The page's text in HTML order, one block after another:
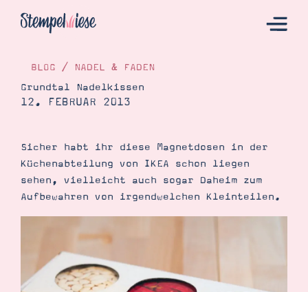
Katalog
Bestellen
Kontakt
BLOG / NADEL & FADEN
Grundtal Nadelkissen
12. FEBRUAR 2013
Sicher habt ihr diese Magnetdosen in der
Küchenabteilung von IKEA schon liegen
sehen, vielleicht auch sogar Daheim zum
Aufbewahren von irgendwelchen Kleinteilen.